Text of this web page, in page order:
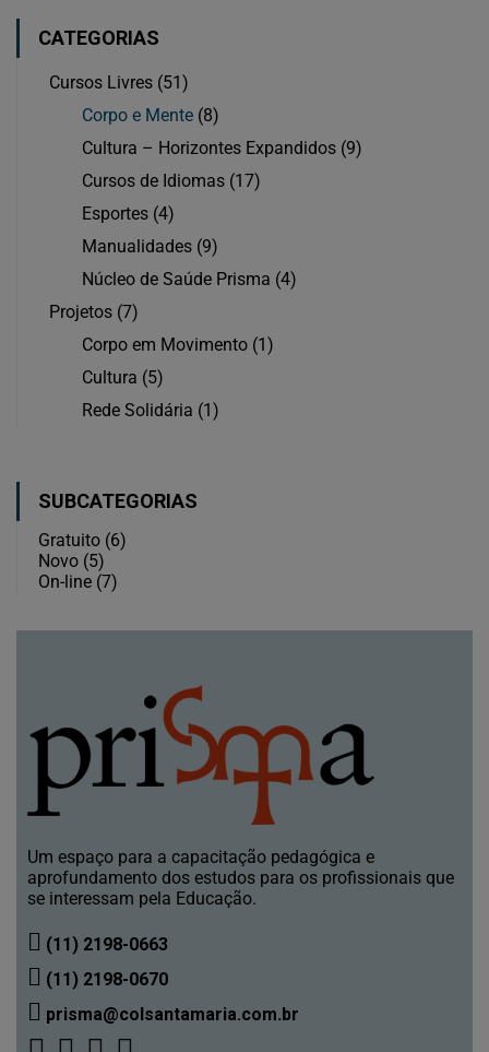
CATEGORIAS
Cursos Livres (51)
Corpo e Mente (8)
Cultura – Horizontes Expandidos (9)
Cursos de Idiomas (17)
Esportes (4)
Manualidades (9)
Núcleo de Saúde Prisma (4)
Projetos (7)
Corpo em Movimento (1)
Cultura (5)
Rede Solidária (1)
SUBCATEGORIAS
Gratuito (6)
Novo (5)
On-line (7)
Um espaço para a capacitação pedagógica e
aprofundamento dos estudos para os profissionais que
se interessam pela Educação.
(11) 2198-0663
(11) 2198-0670
prisma@colsantamaria.com.br